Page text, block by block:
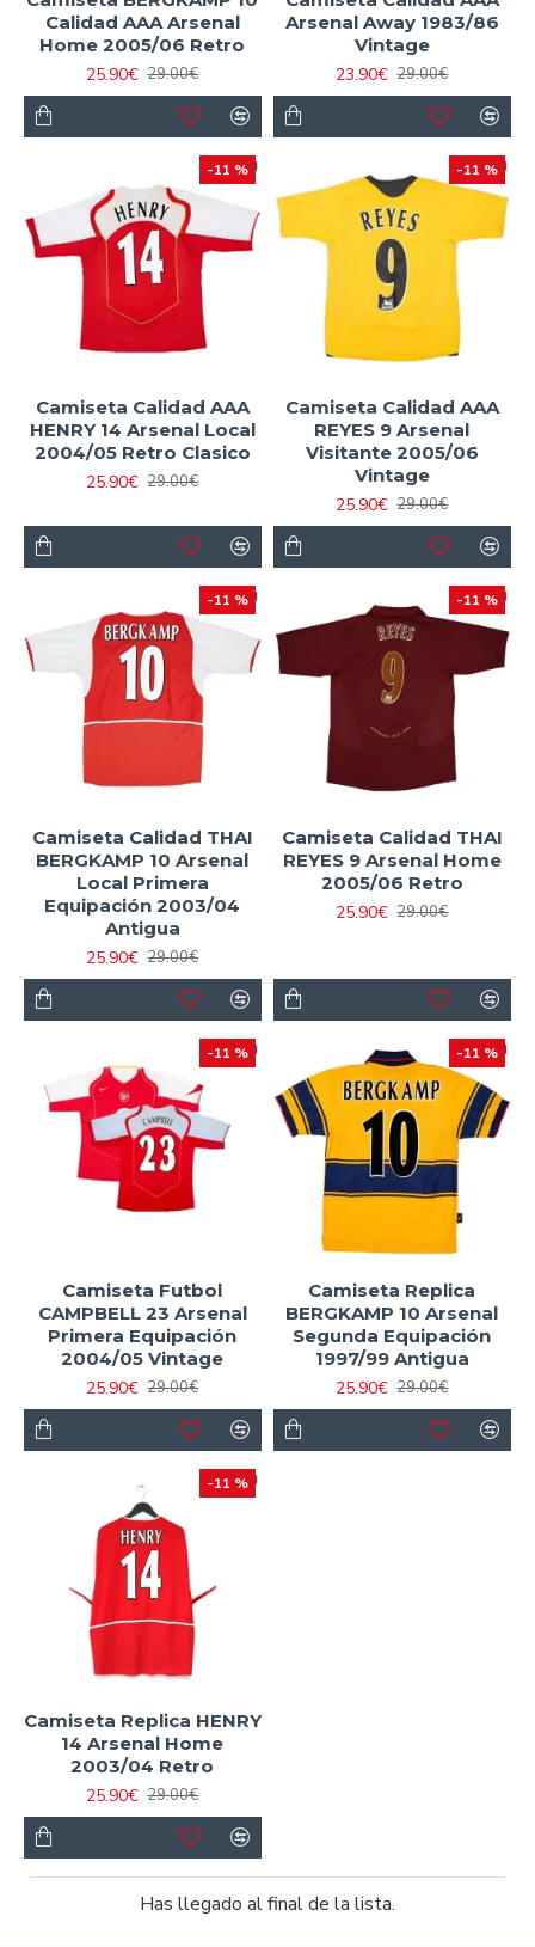
Calidad AAA Arsenal
Home 2005/06 Retro
25.90€ 29.00€
Arsenal Away 1983/86
Vintage
23.90€ 29.00€
-11 %
Camiseta Calidad AAA
HENRY 14 Arsenal Local
2004/05 Retro Clasico
25.90€ 29.00€
-11 %
Camiseta Calidad AAA
REYES 9 Arsenal
Visitante 2005/06
Vintage
25.90€ 29.00€
-11 %
Camiseta Calidad THAI
BERGKAMP 10 Arsenal
Local Primera
Equipación 2003/04
Antigua
25.90€ 29.00€
-11 %
Camiseta Calidad THAI
REYES 9 Arsenal Home
2005/06 Retro
25.90€ 29.00€
-11 %
Camiseta Futbol
CAMPBELL 23 Arsenal
Primera Equipación
2004/05 Vintage
25.90€ 29.00€
-11 %
Camiseta Replica
BERGKAMP 10 Arsenal
Segunda Equipación
1997/99 Antigua
25.90€ 29.00€
-11 %
Camiseta Replica HENRY
14 Arsenal Home
2003/04 Retro
25.90€ 29.00€
Has llegado al final de la lista.